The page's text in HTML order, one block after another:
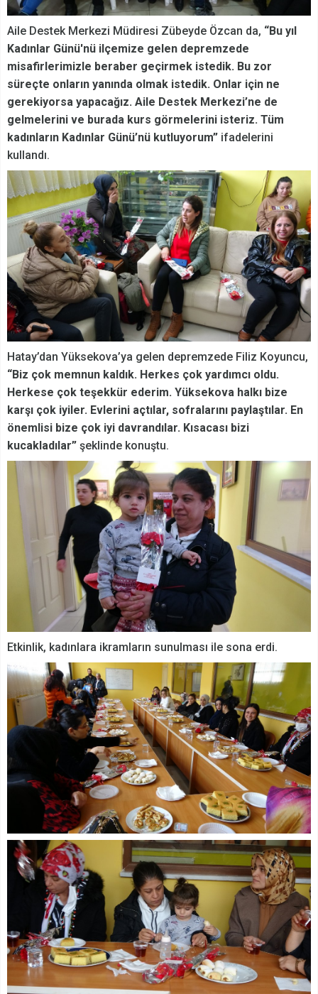
Aile Destek Merkezi Müdiresi Zübeyde Özcan da, “Bu yıl
Kadınlar Günü'nü ilçemize gelen depremzede
misafirlerimizle beraber geçirmek istedik. Bu zor
süreçte onların yanında olmak istedik. Onlar için ne
gerekiyorsa yapacağız. Aile Destek Merkezi’ne de
gelmelerini ve burada kurs görmelerini isteriz. Tüm
kadınların Kadınlar Günü’nü kutluyorum” ifadelerini
kullandı.
Hatay’dan Yüksekova’ya gelen depremzede Filiz Koyuncu,
“Biz çok memnun kaldık. Herkes çok yardımcı oldu.
Herkese çok teşekkür ederim. Yüksekova halkı bize
karşı çok iyiler. Evlerini açtılar, sofralarını paylaştılar. En
önemlisi bize çok iyi davrandılar. Kısacası bizi
kucakladılar” şeklinde konuştu.
Etkinlik, kadınlara ikramların sunulması ile sona erdi.